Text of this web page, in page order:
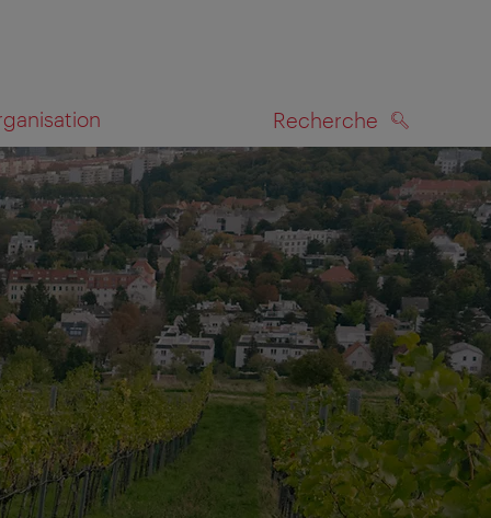
Recherche
RECHERCHE